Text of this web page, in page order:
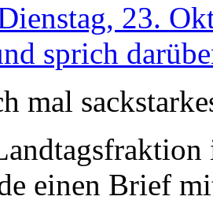
23.
sprich
mal
einen Brief